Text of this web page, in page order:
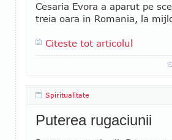
Cesaria Evora a aparut pe
treia oara in Romania, la
Citeste tot articolul
Spiritualitate
Puterea rugaciunii